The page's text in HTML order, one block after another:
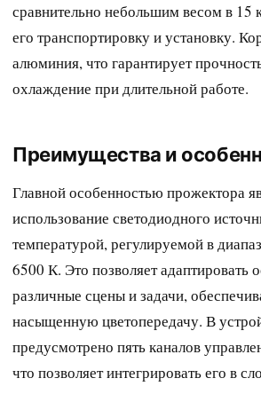
сравнительно небольшим весом в 15
его транспортировку и установку.
алюминия, что гарантирует
охлаждение при длительной работе.
Преимущества и
Главной особенностью прожектора
использование светодиодного
температурой, регулируемой в
6500 К. Это позволяет адаптировать
различные сцены и задачи,
насыщенную цветопередачу. В
предусмотрено пять каналов
что позволяет интегрировать его в